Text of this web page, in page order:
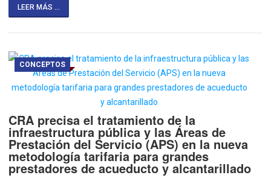
LEER MÁS ...
CONCEPTOS
CRA precisa el tratamiento de la
infraestructura pública y las Áreas de
Prestación del Servicio (APS) en la nueva
metodología tarifaria para grandes
prestadores de acueducto y alcantarillado